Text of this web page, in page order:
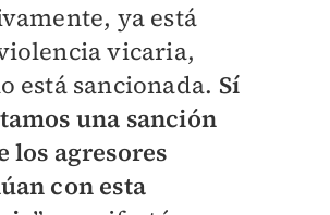
ya está
vicaria,
está sancionada. Sí
una sanción
los agresores
con esta